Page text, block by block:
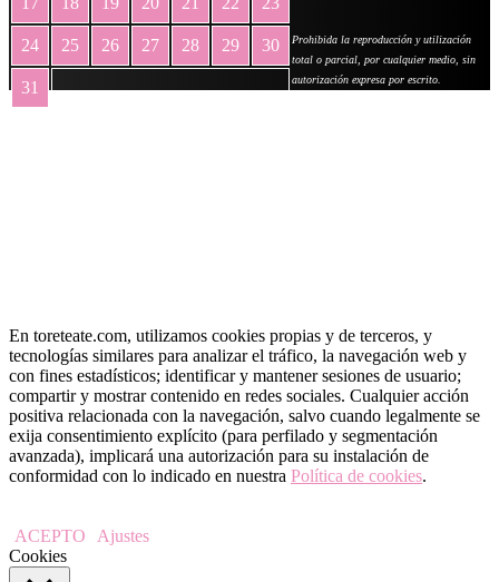
24 25 26 27 28 29 30
31
Prohibida la reproducción y utilización
total o parcial, por cualquier medio, sin
autorización expresa por escrito.
En toreteate.com, utilizamos cookies propias y de terceros, y
tecnologías similares para analizar el tráfico, la navegación web y
con fines estadísticos; identificar y mantener sesiones de usuario;
compartir y mostrar contenido en redes sociales. Cualquier acción
positiva relacionada con la navegación, salvo cuando legalmente se
exija consentimiento explícito (para perfilado y segmentación
avanzada), implicará una autorización para su instalación de
conformidad con lo indicado en nuestra Política de cookies.
ACEPTO
Ajustes
Cookies